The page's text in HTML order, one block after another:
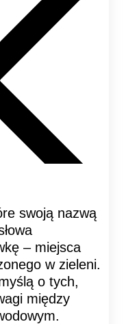
swoją nazwą
– miejsca
w zieleni.
o tych,
między